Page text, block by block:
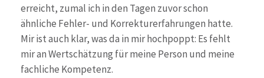
erreicht, zumal ich in den Tagen zuvor schon
ähnliche Fehler- und Korrekturerfahrungen hatte.
Mir ist auch klar, was da in mir hochpoppt: Es fehlt
mir an Wertschätzung für meine Person und meine
fachliche Kompetenz.